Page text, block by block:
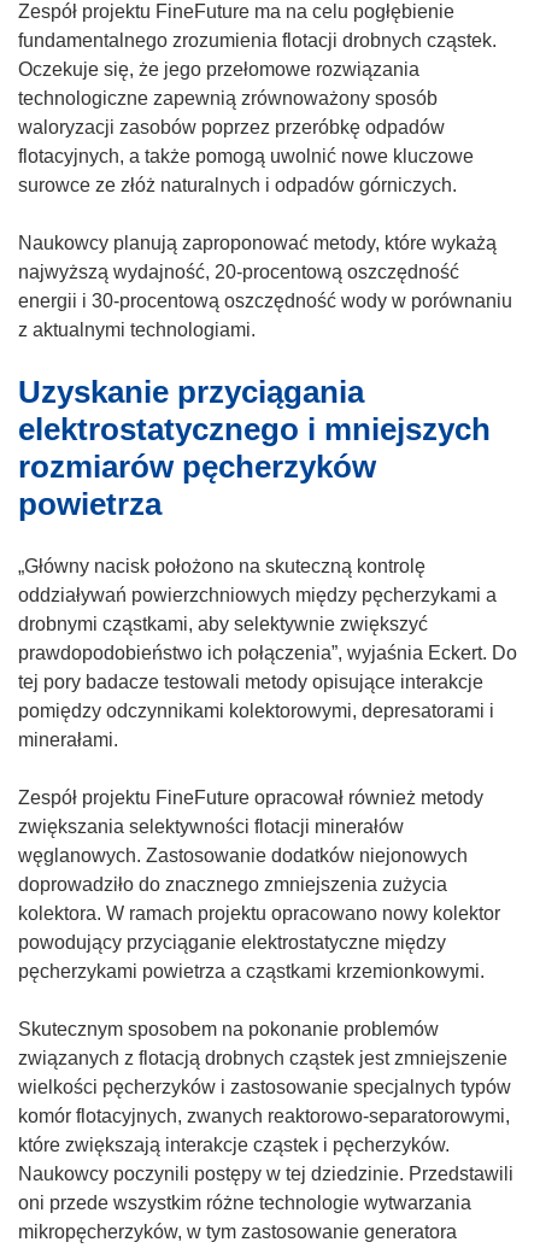
w
n
o
w
y
m
o
n
i
e
)
Zespół projektu FineFuture ma na celu pogłębienie
fundamentalnego zrozumienia flotacji drobnych cząstek.
Oczekuje się, że jego przełomowe rozwiązania
technologiczne zapewnią zrównoważony sposób
waloryzacji zasobów poprzez przeróbkę odpadów
flotacyjnych, a także pomogą uwolnić nowe kluczowe
surowce ze złóż naturalnych i odpadów górniczych.
Naukowcy planują zaproponować metody, które wykażą
najwyższą wydajność, 20-procentową oszczędność
energii i 30-procentową oszczędność wody w porównaniu
z aktualnymi technologiami.
Uzyskanie przyciągania
elektrostatycznego i mniejszych
rozmiarów pęcherzyków
powietrza
„Główny nacisk położono na skuteczną kontrolę
oddziaływań powierzchniowych między pęcherzykami a
drobnymi cząstkami, aby selektywnie zwiększyć
prawdopodobieństwo ich połączenia”, wyjaśnia Eckert. Do
tej pory badacze testowali metody opisujące interakcje
pomiędzy odczynnikami kolektorowymi, depresatorami i
minerałami.
Zespół projektu FineFuture opracował również metody
zwiększania selektywności flotacji minerałów
węglanowych. Zastosowanie dodatków niejonowych
doprowadziło do znacznego zmniejszenia zużycia
kolektora. W ramach projektu opracowano nowy kolektor
powodujący przyciąganie elektrostatyczne między
pęcherzykami powietrza a cząstkami krzemionkowymi.
Skutecznym sposobem na pokonanie problemów
związanych z flotacją drobnych cząstek jest zmniejszenie
wielkości pęcherzyków i zastosowanie specjalnych typów
komór flotacyjnych, zwanych reaktorowo-separatorowymi,
które zwiększają interakcje cząstek i pęcherzyków.
Naukowcy poczynili postępy w tej dziedzinie. Przedstawili
oni przede wszystkim różne technologie wytwarzania
mikropęcherzyków, w tym zastosowanie generatora